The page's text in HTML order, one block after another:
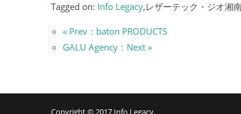
Tagged on: Info Legacy,レザーテック・ジオ湘
« Prev：baton PRODUCTS
GALU Agency：Next »
Copyright © 2017 Info Legacy.